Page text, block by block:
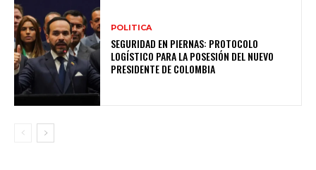
POLITICA
SEGURIDAD EN PIERNAS: PROTOCOLO
LOGÍSTICO PARA LA POSESIÓN DEL NUEVO
PRESIDENTE DE COLOMBIA